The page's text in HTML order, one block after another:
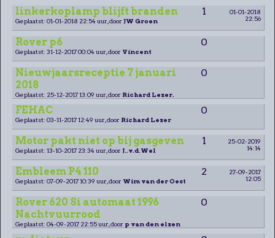
linkerkoplamp blijft branden 1
01-01-2018
22:56
Geplaatst: 01-01-2018 22:54 uur, door JW Groen
Rover p6 0
Geplaatst: 31-12-2017 00:04 uur, door Vincent
Nieuwjaarsreceptie 7 januari
2018
0
Geplaatst: 25-12-2017 13:09 uur, door Richard Lezer.
FEHAC 0
Geplaatst: 03-11-2017 12:49 uur, door Richard Lezer
Motor pakt niet op bij gasgeven 1
25-02-2019
14:14
Geplaatst: 13-10-2017 23:34 uur, door J..v.d.Wel
Embleem P4 110 2
27-09-2017
12:05
Geplaatst: 07-09-2017 10:39 uur, door Wim van der Oest
Rover 620 Si automaat 1996
Nachtvuurrood
0
Geplaatst: 04-09-2017 22:55 uur, door p van den elzen